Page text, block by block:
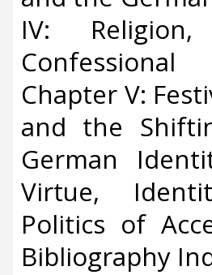
IV:
Chapter V:
and the
German
Virtue,
Politics of
Bibliography